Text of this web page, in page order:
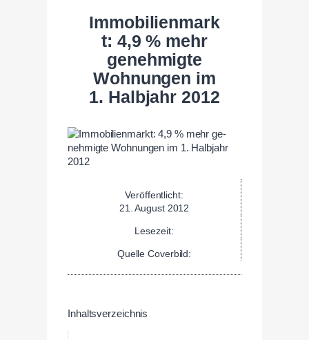
Immobilienmark
t: 4,9 % mehr
ge­nehmigte
Woh­nungen im
1. Halb­jahr 2012
Veröffentlicht:
21. August 2012
Lesezeit:
Quelle Coverbild:
Inhaltsverzeichnis